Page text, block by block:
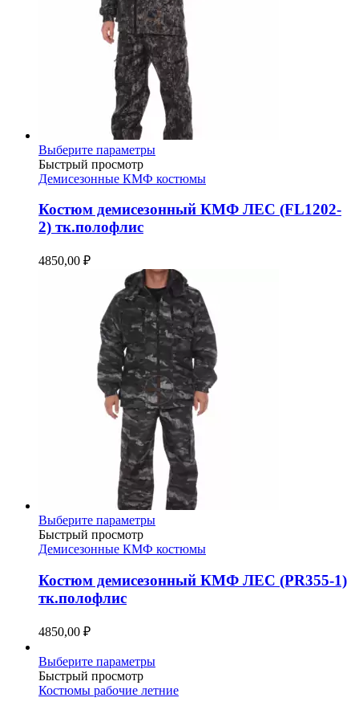
Выберите параметрыЭтот
имеет
вариаций.
странице
товара.
Быстрый просмотр
Демисезонные КМФ костюмы
Костюм демисезонный КМФ ЛЕС (FL1202-
2) тк.полофлис
4850,00 ₽
Выберите параметрыЭтот
имеет
вариаций.
Опции
товара.
Быстрый просмотр
Демисезонные КМФ костюмы
Костюм демисезонный КМФ ЛЕС (PR355-1)
тк.полофлис
4850,00 ₽
Выберите параметрыЭтот
имеет
Быстрый просмотр
Костюмы рабочие летние